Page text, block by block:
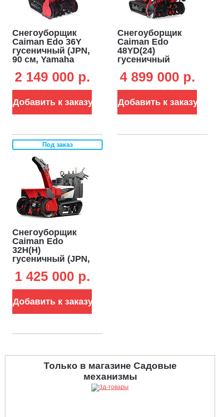
Снегоуборщик
Caiman Edo 36Y
гусеничный (JPN,
90 см, Yamaha
аккумулятор 12В,
гидростатическая
фара, 411 кг.)
2 149 000 p.
Добавить к заказу
Снегоуборщик
Caiman Edo
48YD(24)
гусеничный
122 см, Yanmar,
гидростатическая
трансмиссия,
4 899 000 p.
Добавить к заказу
Под заказ
Снегоуборщик
Caiman Edo
32H(H)
гусеничный (JPN,
см3, 12 л.с.,
аккумулятор 12В,
трансмиссия, LED
фара, 255 кг)
1 425 000 p.
Добавить к заказу
Только в магазине Садовые
механизмы